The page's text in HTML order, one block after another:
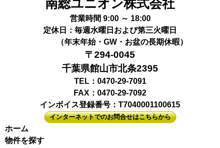
南総ユニオン株式会社
営業時間 9:00 ～ 18:00
定休日：毎週水曜日および第三火曜日
（年末年始・GW・お盆の長期休暇）
〒294-0045
千葉県館山市北条2395
TEL：0470-29-7091
FAX：0470-29-7092
インボイス登録番号：T7040001100615
インターネットでのお問合せはこちらから
ホーム
物件を探す